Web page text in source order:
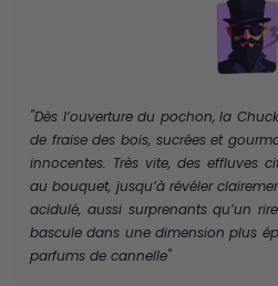
"Dès l’ouverture du pochon, la
de fraise des bois, sucrées et
innocentes. Très vite, des effluves
au bouquet, jusqu’à révéler
acidulé, aussi surprenants qu’un
bascule dans une dimension plus
parfums de cannelle"